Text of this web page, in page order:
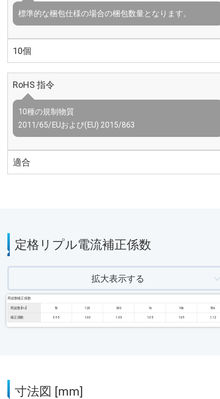
標準的な梱包仕様の場合の梱包数量となります。
10個
RoHS 指令
10種の規制物質
2011/65/EUおよび(EU) 2015/863
適合
定格リプル電流補正係数
拡大表示する
周波数補正係数
周波数 [Hz] 50 120 300 1k 10k 50k
補正係数 0.95 1.00 1.03 1.05 1.09 1.12
寸法図 [mm]